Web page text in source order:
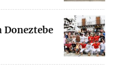
Doneztebe